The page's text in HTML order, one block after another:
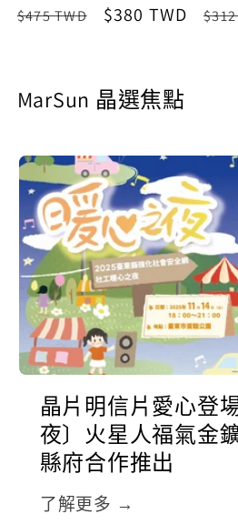
定
$475 TWD
售
$380 TWD
定
MarSun 晶選焦點
晶片明信片愛心登
夜〕火星人福氣金
縣府合作推出
了解更多 →